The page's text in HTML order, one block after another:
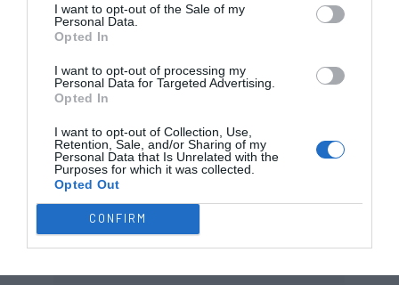
I want to opt-out of the Sale of my
Personal Data.
Opted In
I want to opt-out of processing my
Personal Data for Targeted Advertising.
Opted In
I want to opt-out of Collection, Use,
Retention, Sale, and/or Sharing of my
Personal Data that Is Unrelated with the
Purposes for which it was collected.
Opted Out
CONFIRM
21 – Gustav Rempke
77 – Arne Beck
SAÍDAS